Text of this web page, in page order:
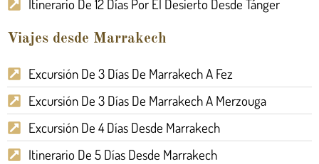
Itinerario De 12 Días Por El Desierto Desde Tánger
Viajes desde Marrakech
Excursión De 3 Días De Marrakech A Fez
Excursión De 3 Días De Marrakech A Merzouga
Excursión De 4 Días Desde Marrakech
Itinerario De 5 Días Desde Marrakech